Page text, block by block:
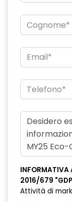
INFORMATIVA
2016/679
Attività di